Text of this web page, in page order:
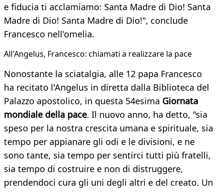
e fiducia ti acclamiamo: Santa Madre di Dio! Santa
Madre di Dio! Santa Madre di Dio!", conclude
Francesco nell'omelia.
All'Angelus, Francesco: chiamati a realizzare la pace
Nonostante la sciatalgia, alle 12 papa Francesco
ha recitato l'Angelus in diretta dalla Biblioteca del
Palazzo apostolico, in questa 54esima Giornata
mondiale della pace. Il nuovo anno, ha detto, "sia
speso per la nostra crescita umana e spirituale, sia
tempo per appianare gli odi e le divisioni, e ne
sono tante, sia tempo per sentirci tutti più fratelli,
sia tempo di costruire e non di distruggere,
prendendoci cura gli uni degli altri e del creato. Un